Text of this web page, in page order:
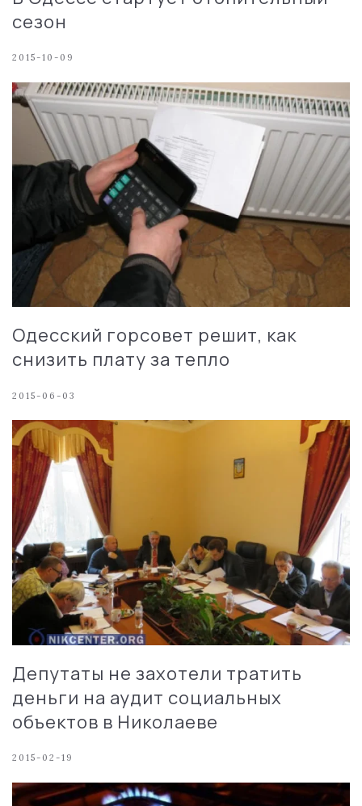
сезон
2015-10-09
Одесский горсовет решит, как
снизить плату за тепло
2015-06-03
Депутаты не захотели тратить
деньги на аудит социальных
объектов в Николаеве
2015-02-19